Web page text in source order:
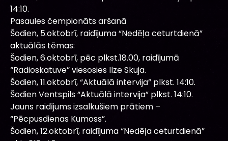
14:10.
Pasaules čempionāts aršanā
Šodien, 5.oktobrī, raidījuma “Nedēļa ceturtdienā”
aktuālās tēmas:
Šodien, 6.oktobrī, pēc plkst.18.00, raidījumā
“Radioskatuve” viesosies Ilze Skuja.
Šodien, 11.oktobrī, “Aktuālā intervija” plkst. 14:10.
Šodien Ventspils “Aktuālā intervija” plkst. 14:10.
Jauns raidījums izsalkušiem prātiem –
“Pēcpusdienas Kumoss”.
Šodien, 12.oktobrī, raidījuma “Nedēļa ceturtdienā”